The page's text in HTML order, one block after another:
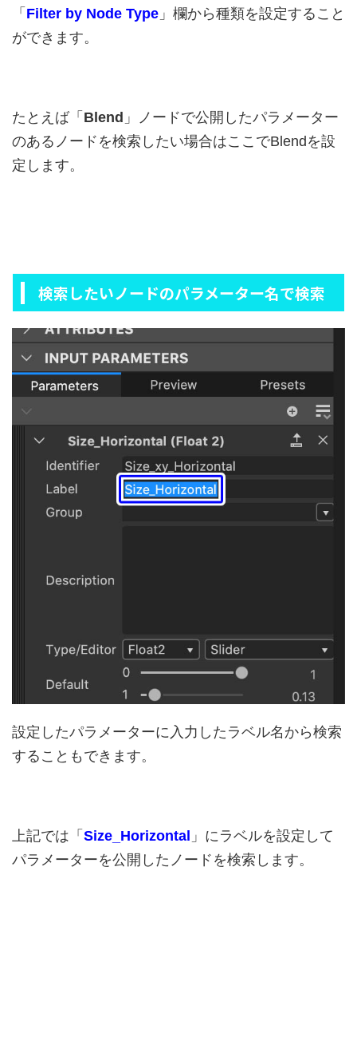
「 Filter by Node Type 」欄から種類を設定すること
ができます。
たとえば「 Blend 」ノードで公開したパラメーター
のあるノードを検索したい場合はここでBlendを設
定します。
検索したいノードのパラメーター名で検索
設定したパラメーターに入力したラベル名から検索
することもできます。
上記では「 Size_Horizontal 」にラベルを設定して
パラメーターを公開したノードを検索します。